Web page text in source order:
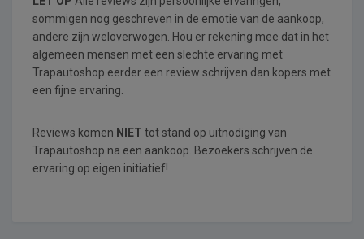
sommigen nog geschreven in de emotie van de aankoop,
andere zijn weloverwogen. Hou er rekening mee dat in het
algemeen mensen met een slechte ervaring met
Trapautoshop eerder een review schrijven dan kopers met
een fijne ervaring.
Reviews komen NIET tot stand op uitnodiging van
Trapautoshop na een aankoop. Bezoekers schrijven de
ervaring op eigen initiatief!